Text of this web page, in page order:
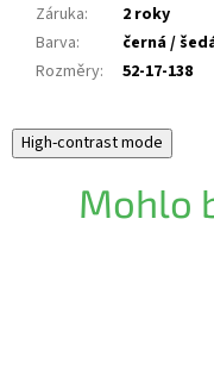
Záruka:
2 roky
Barva:
černá /
Rozměry: 52-17-138
High-contrast mode
Mohlo